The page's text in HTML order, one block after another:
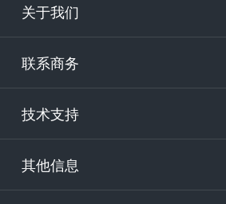
关于我们
联系商务
技术支持
其他信息